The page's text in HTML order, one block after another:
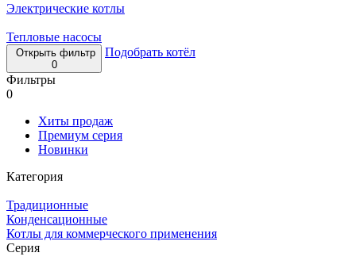
Электрические котлы
Тепловые насосы
Открыть фильтр
0
Подобрать котёл
Фильтры
0
Хиты продаж
Премиум серия
Новинки
Категория
Традиционные
Конденсационные
Котлы для коммерческого применения
Серия